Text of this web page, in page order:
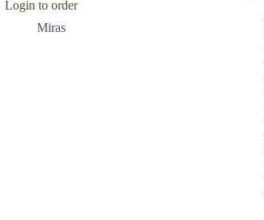
Login to order
Miras